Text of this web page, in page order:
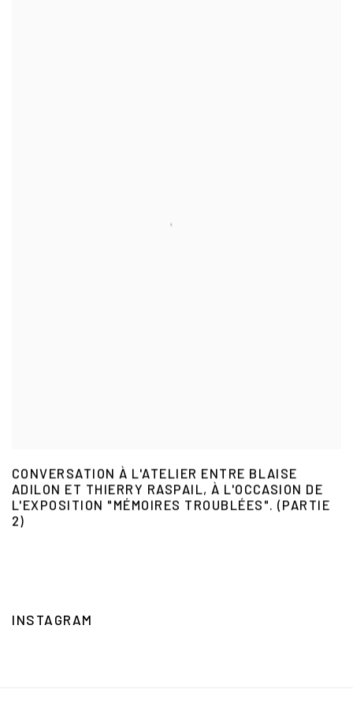
CONVERSATION À L'ATELIER ENTRE BLAISE
ADILON ET THIERRY RASPAIL, À L'OCCASION DE
L'EXPOSITION "MÉMOIRES TROUBLÉES". (PARTIE
2)
INSTAGRAM